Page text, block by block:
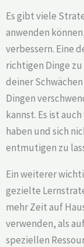
Es gibt viele
anwenden
verbessern. Eine
richtigen Dinge
deiner
Dingen
kannst. Es ist
haben und sich
entmutigen zu
Ein weiterer
gezielte
mehr Zeit auf
verwenden, als
speziellen